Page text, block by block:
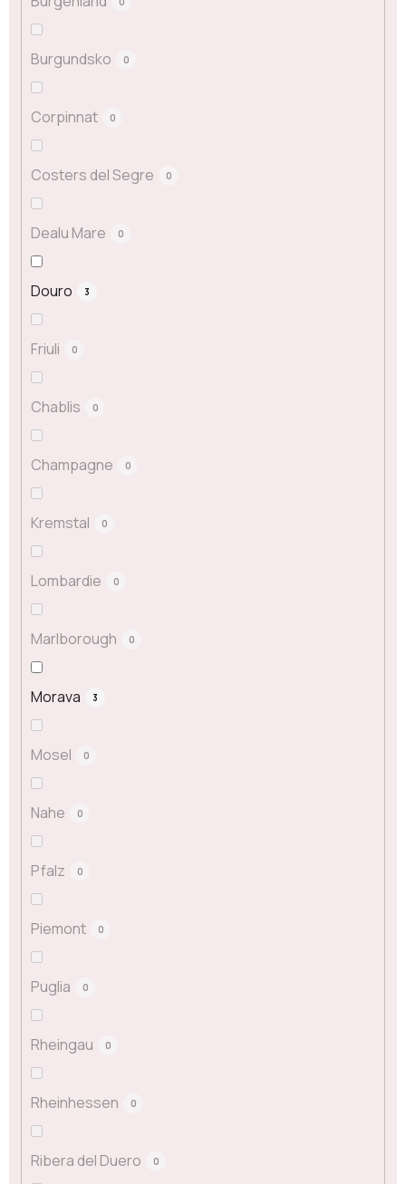
Burgundsko 0
Corpinnat 0
Costers del Segre 0
Dealu Mare 0
Douro 3
Friuli 0
Chablis 0
Champagne 0
Kremstal 0
Lombardie 0
Marlborough 0
Morava 3
Mosel 0
Nahe 0
Pfalz 0
Piemont 0
Puglia 0
Rheingau 0
Rheinhessen 0
Ribera del Duero 0